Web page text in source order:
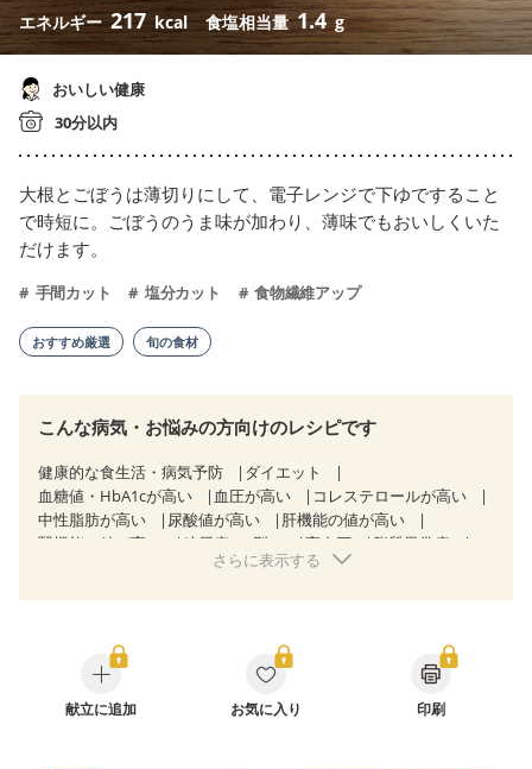
エネルギー217 kcal 食塩相当量 1.4 g
おいしい健康
30分以内
大根とごぼうは薄切りにして、電子レンジで下ゆですること
で時短に。ごぼうのうま味が加わり、薄味でもおいしくいた
だけます。
手間カット 塩分カット 食物繊維アップ
おすすめ厳選 旬の食材
こんな病気・お悩みの方向けのレシピです
健康的な食生活・病気予防
ダイエット
血糖値・HbA1cが高い
血圧が高い
コレステロールが高い
中性脂肪が高い
尿酸値が高い
肝機能の値が高い
腎機能の値が高い
糖尿病（2型） 高血圧
脂質異常症
狭心症 心筋梗塞
糖尿病性腎症（第１期）
糖尿病性腎症（第２期）
糖尿病性腎症（第３期）
CKD（ステージ１）
CKD（ステージ２）
CKD（ステージ３a）
さらに表示する
献立に追加 お気に入り 印刷